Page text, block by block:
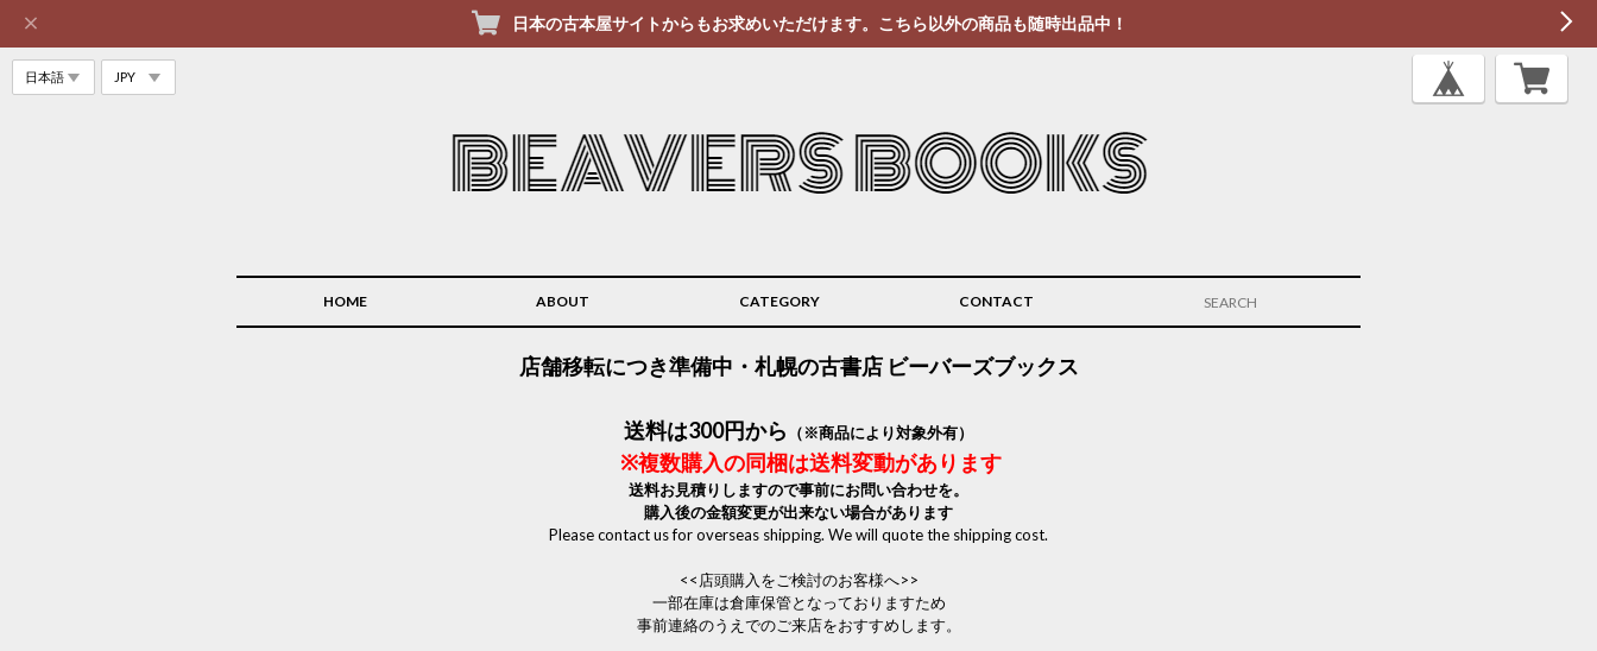
日本の古本屋サイトからもお求めいただけます。こちら以外の商品も随時出品中！
HOME ABOUT CATEGORY CONTACT
店舗移転につき準備中・札幌の古書店 ビーバーズブックス
送料は300円から （※商品により対象外有）
※複数購入の同梱は送料変動があります
送料お見積りしますので事前にお問い合わせを。
購入後の金額変更が出来ない場合があります
Please contact us for overseas shipping. We will quote the shipping cost.
<<店頭購入をご検討のお客様へ>>
一部在庫は倉庫保管となっておりますため
事前連絡のうえでのご来店をおすすめします。